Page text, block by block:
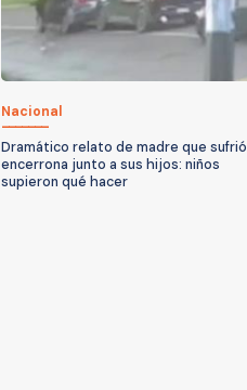
Nacional
Dramático relato de madre que sufrió
encerrona junto a sus hijos: niños
supieron qué hacer